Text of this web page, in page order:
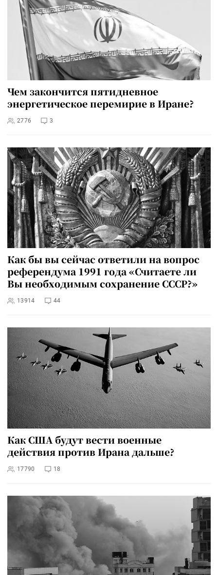
Чем закончится пятидневное
энергетическое перемирие в Иране?
2776 3
Как бы вы сейчас ответили на вопрос
референдума 1991 года «Считаете ли
Вы необходимым сохранение СССР?»
13914 44
Как США будут вести военные
действия против Ирана дальше?
17790 18